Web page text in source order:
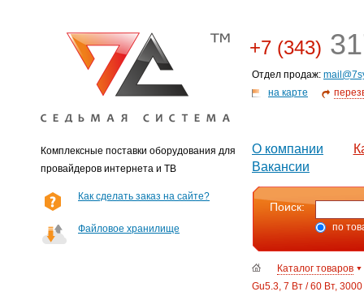
Комплексные поставки оборудования для
провайдеров интернета и ТВ
+7 (343)
Отдел продаж:
на карте
О компании
Вакансии
Как сделать заказ на сайте?
Файловое хранилище
Поиск:
по
Каталог товаров
Gu5.3, 7 Вт / 60 Вт,